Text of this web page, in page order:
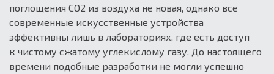
поглощения СО2 из воздуха не новая, однако все
современные искусственные устройства
эффективны лишь в лабораториях, где есть доступ
к чистому сжатому углекислому газу. До настоящего
времени подобные разработки не могли успешно